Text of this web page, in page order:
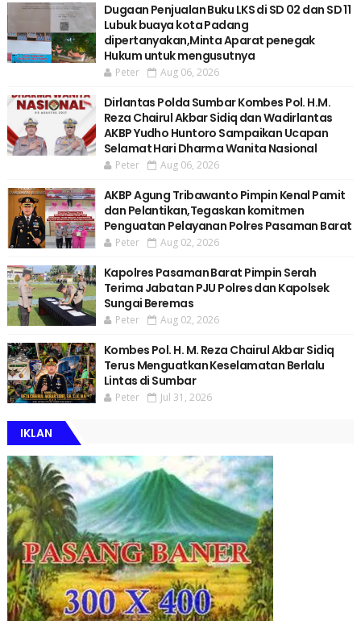
Dugaan Penjualan Buku LKS di SD 02 dan SD 11
Lubuk buaya kota Padang
dipertanyakan,Minta Aparat penegak
Hukum untuk mengusutnya
Peter Aug 06, 2026
Dirlantas Polda Sumbar Kombes Pol. H.M.
Reza Chairul Akbar Sidiq dan Wadirlantas
AKBP Yudho Huntoro Sampaikan Ucapan
Selamat Hari Dharma Wanita Nasional
Peter Aug 06, 2026
AKBP Agung Tribawanto Pimpin Kenal Pamit
dan Pelantikan,Tegaskan komitmen
Penguatan Pelayanan Polres Pasaman Barat
Peter Aug 02, 2026
Kapolres Pasaman Barat Pimpin Serah
Terima Jabatan PJU Polres dan Kapolsek
Sungai Beremas
Peter Aug 02, 2026
Kombes Pol. H. M. Reza Chairul Akbar Sidiq
Terus Menguatkan Keselamatan Berlalu
Lintas di Sumbar
Peter Jul 31, 2026
IKLAN